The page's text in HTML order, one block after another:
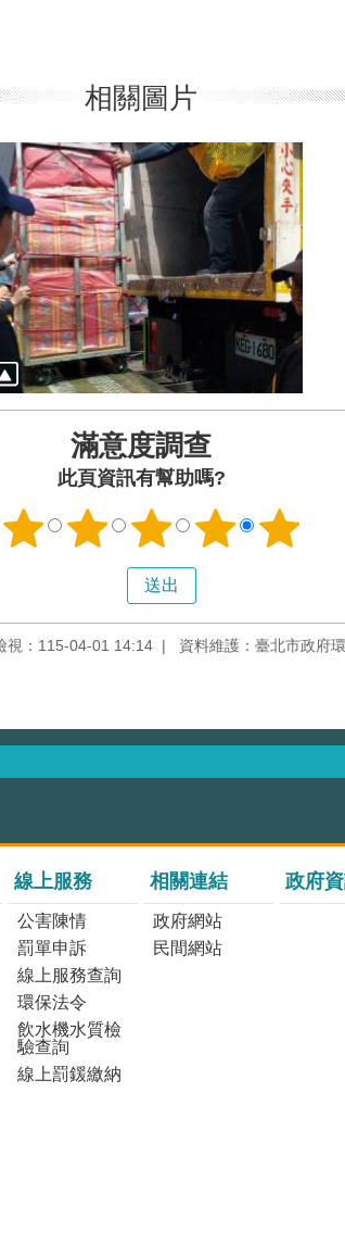
相關圖片
滿意度調查
此頁資訊有幫助嗎?
視：115-04-01 14:14 資料維護：臺北市政府
線上服務
公害陳情
罰單申訴
線上服務查詢
環保法令
飲水機水質檢
驗查詢
線上罰鍰繳納
相關連結
政府網站
民間網站
政府